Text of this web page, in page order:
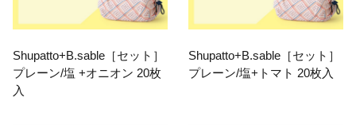
Shupatto+B.sable［セット］
プレーン/塩 +オニオン 20枚
入
Shupatto+B.sable［セット］
プレーン/塩+トマト 20枚入